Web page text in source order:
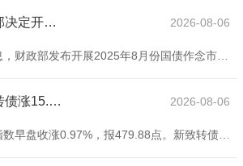
开yun体育网财政部决定开展国债作念市救助操作（以下称本次操作）-开云官网kaiyun皇马赞助商 「中国」官方网站 登录入口 2026-08-06
开yun体育网新致转债涨15.76%-开云官网kaiyun皇马赞助商 「中国」官方网站 登录入口 2026-08-06